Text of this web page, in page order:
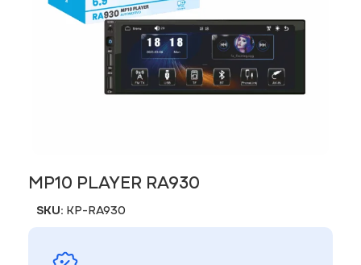
MP10 PLAYER RA930
SKU: KP-RA930